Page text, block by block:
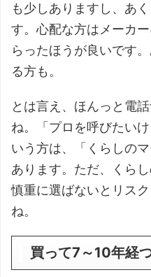
も少しありますし、あ
す。心配な方はメーカ
らったほうが良いです
る方も。
とは言え、ほんっと電
ね。「プロを呼びたい
いう方は、「くらしの
あります。ただ、くら
慎重に選ばないとリス
ね。
買って7～10年経